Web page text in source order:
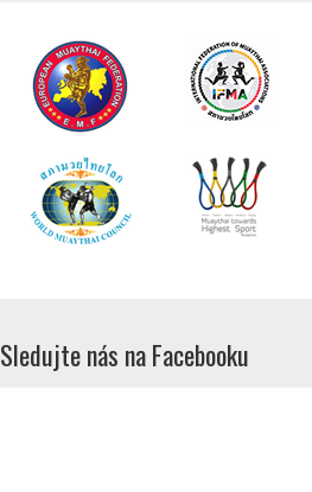
Sledujte nás na Facebooku